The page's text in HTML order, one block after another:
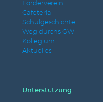
Förderverein
Cafeteria
Schulgeschichte
Weg durchs GW
Kollegium
Aktuelles
Unterstützung